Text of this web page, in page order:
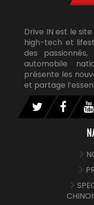
Drive IN est le
high-tech et
des
automobile
présente les
et partage